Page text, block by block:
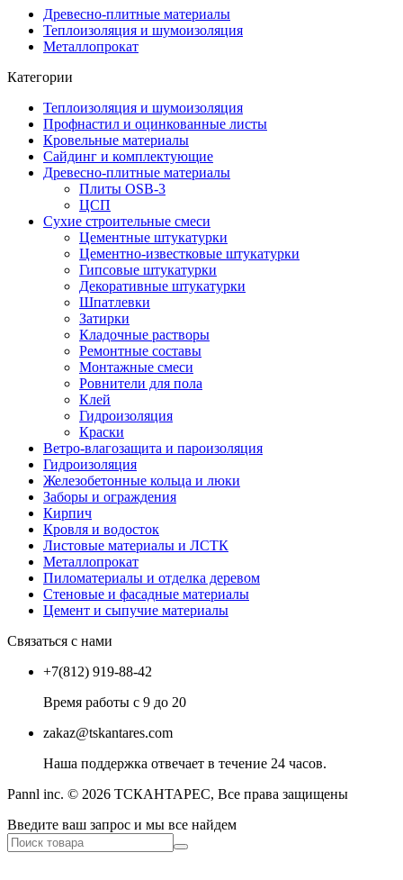
Древесно-плитные материалы
Теплоизоляция и шумоизоляция
Металлопрокат
Категории
Теплоизоляция и шумоизоляция
Профнастил и оцинкованные листы
Кровельные материалы
Сайдинг и комплектующие
Древесно-плитные материалы
Плиты OSB-3
ЦСП
Сухие строительные смеси
Цементные штукатурки
Цементно-известковые штукатурки
Гипсовые штукатурки
Декоративные штукатурки
Шпатлевки
Затирки
Кладочные растворы
Ремонтные составы
Монтажные смеси
Ровнители для пола
Клей
Гидроизоляция
Краски
Ветро-влагозащита и пароизоляция
Гидроизоляция
Железобетонные кольца и люки
Заборы и ограждения
Кирпич
Кровля и водосток
Листовые материалы и ЛСТК
Металлопрокат
Пиломатериалы и отделка деревом
Стеновые и фасадные материалы
Цемент и сыпучие материалы
Связаться с нами
+7(812) 919-88-42
Время работы с 9 до 20
zakaz@tskantares.com
Наша поддержка отвечает в течение 24 часов.
Pannl inc. © 2026 ТСКАНТАРЕС, Все права защищены
Введите ваш запрос и мы все найдем